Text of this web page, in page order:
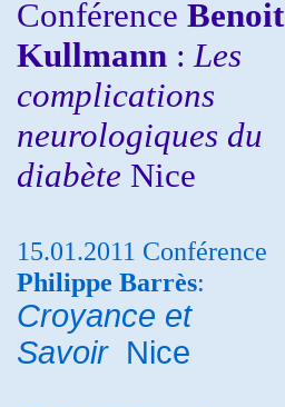
Conférence Benoit
Kullmann : Les
complications
neurologiques du
diabète Nice
15.01.2011 Conférence
Philippe Barrès:
Croyance et
Savoir Nice